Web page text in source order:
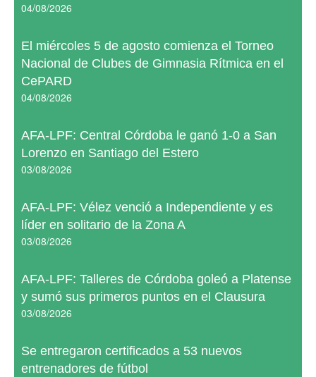
04/08/2026
El miércoles 5 de agosto comienza el Torneo
Nacional de Clubes de Gimnasia Rítmica en el
CePARD
04/08/2026
AFA-LPF: Central Córdoba le ganó 1-0 a San
Lorenzo en Santiago del Estero
03/08/2026
AFA-LPF: Vélez venció a Independiente y es
líder en solitario de la Zona A
03/08/2026
AFA-LPF: Talleres de Córdoba goleó a Platense
y sumó sus primeros puntos en el Clausura
03/08/2026
Se entregaron certificados a 53 nuevos
entrenadores de fútbol